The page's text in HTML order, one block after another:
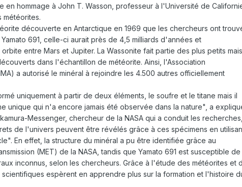
en hommage à John T. Wasson, professeur à l'Université de
météorites.
découverte en Antarctique en 1969 que les chercheurs ont
691, celle-ci aurait près de 4,5 milliards d'années et
entre Mars et Jupiter. La Wassonite fait partie des plus petits mais
dans l'échantillon de météorite. Ainsi, l'Association
a autorisé le minéral à rejoindre les 4.500 autres officiellement
uniquement à partir de deux éléments, le soufre et le titane mais il
unique qui n'a encore jamais été observée dans la nature", a
Messenger, chercheur de la NASA qui a conduit les recherches,
de l'univers peuvent être révélés grâce à ces spécimens en
En effet, la structure du minéral a pu être identifiée grâce au
(MET) de la NASA, tandis que Yamato 691 est susceptible de
inconnus, selon les chercheurs. Grâce à l'étude des météorites et
espèrent en apprendre plus sur la formation et l'histoire